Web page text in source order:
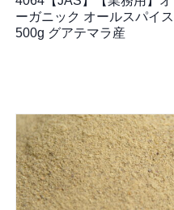
ーガニック オールスパイス
500g グアテマラ産